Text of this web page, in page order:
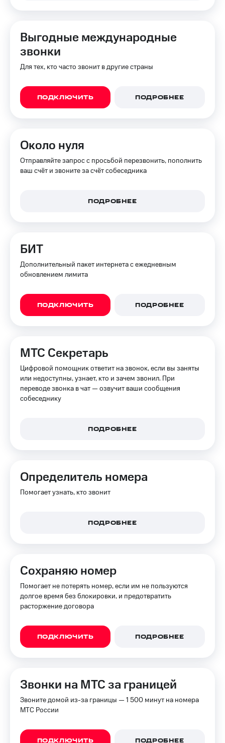
Выгодные международные
звонки
Для тех, кто часто звонит в другие страны
ПОДКЛЮЧИТЬ ПОДРОБНЕЕ
Около нуля
Отправляйте запрос с просьбой перезвонить, пополнить
ваш счёт и звоните за счёт собеседника
ПОДРОБНЕЕ
БИТ
Дополнительный пакет интернета с ежедневным
обновлением лимита
ПОДКЛЮЧИТЬ ПОДРОБНЕЕ
МТС Секретарь
Цифровой помощник ответит на звонок, если вы заняты
или недоступны, узнает, кто и зачем звонил. При
переводе звонка в чат — озвучит ваши сообщения
собеседнику
ПОДРОБНЕЕ
Определитель номера
Помогает узнать, кто звонит
ПОДРОБНЕЕ
Сохраняю номер
Помогает не потерять номер, если им не пользуются
долгое время без блокировки, и предотвратить
расторжение договора
ПОДКЛЮЧИТЬ ПОДРОБНЕЕ
Звонки на МТС за границей
Звоните домой из-за границы — 1 500 минут на номера
МТС России
ПОДКЛЮЧИТЬ ПОДРОБНЕЕ